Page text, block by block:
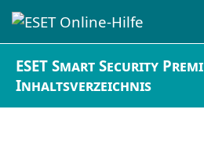
ESET Smart Security
Inhaltsverzeichnis